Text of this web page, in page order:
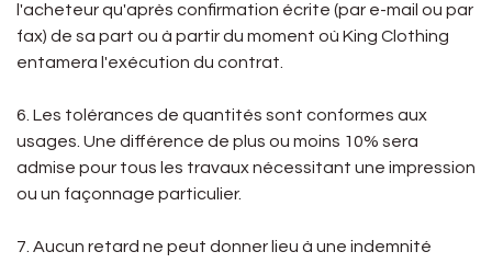
l'acheteur qu'après confirmation écrite (par e-mail ou par
fax) de sa part ou à partir du moment où King Clothing
entamera l'exécution du contrat.
6. Les tolérances de quantités sont conformes aux
usages. Une différence de plus ou moins 10% sera
admise pour tous les travaux nécessitant une impression
ou un façonnage particulier.
7. Aucun retard ne peut donner lieu à une indemnité